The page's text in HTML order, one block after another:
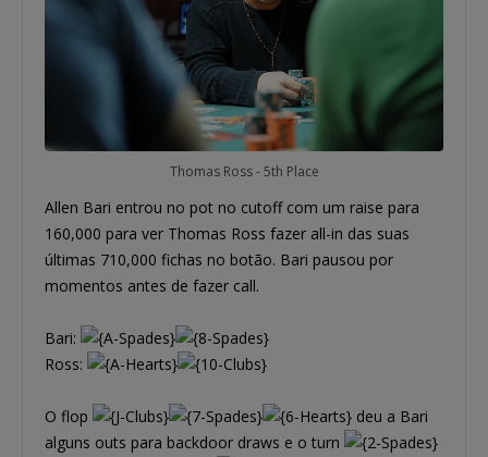
Thomas Ross - 5th Place
Allen Bari entrou no pot no cutoff com um raise para
160,000 para ver Thomas Ross fazer all-in das suas
últimas 710,000 fichas no botão. Bari pausou por
momentos antes de fazer call.
Bari:
Ross:
O flop
deu a Bari
alguns outs para backdoor draws e o turn